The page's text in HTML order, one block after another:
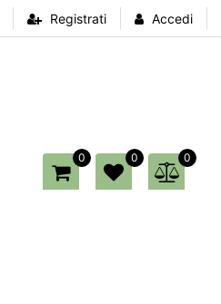
Registrati Accedi
0 0 0